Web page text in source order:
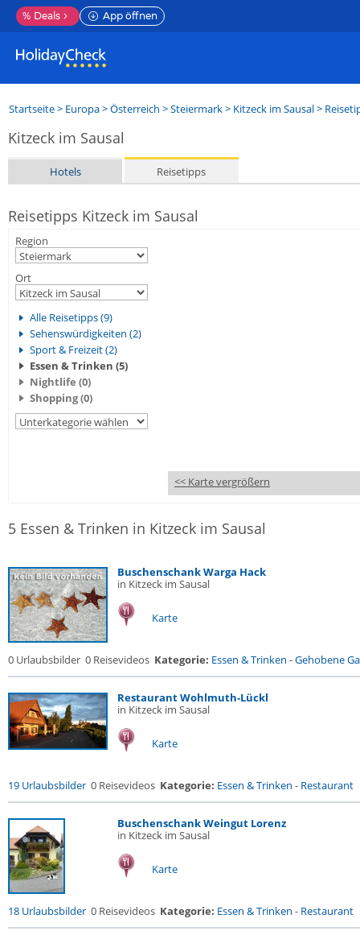
% Deals App öffnen
Startseite> Europa>Österreich >Steiermark> Kitzeck im Sausal>
Kitzeck im Sausal
Hotels Reisetipps
Reisetipps Kitzeck im Sausal
Region
Ort
Alle Reisetipps (9)
Sehenswürdigkeiten (2)
Sport & Freizeit (2)
Essen & Trinken (5)
Nightlife (0)
Shopping (0)
<< Karte vergrößern
5 Essen & Trinken in Kitzeck im Sausal
Buschenschank Warga Hack
in Kitzeck im Sausal
Karte
0 Urlaubsbilder 0 Reisevideos Kategorie: Essen & Trinken -Gehobene
Restaurant Wohlmuth-Lückl
in Kitzeck im Sausal
Karte
19 Urlaubsbilder 0 Reisevideos Kategorie: Essen & Trinken - Restaurant
Buschenschank Weingut Lorenz
in Kitzeck im Sausal
Karte
18 Urlaubsbilder 0 Reisevideos Kategorie: Essen & Trinken - Restaurant